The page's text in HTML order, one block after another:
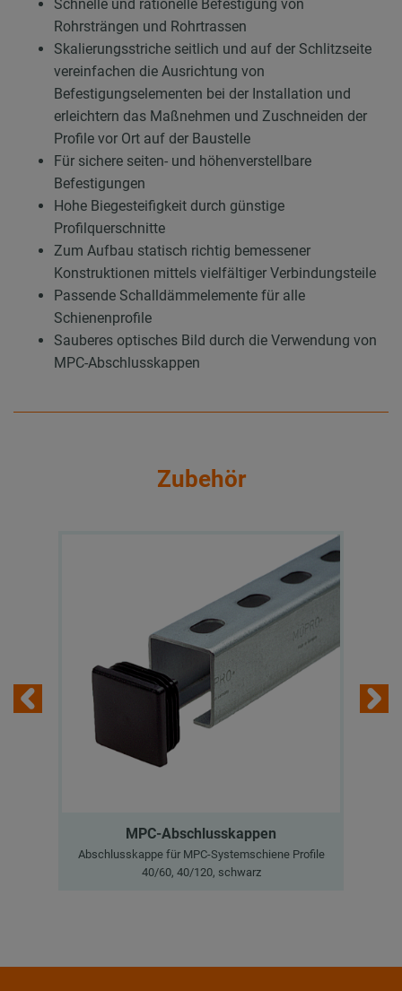
Schnelle und rationelle Befestigung von
Rohrsträngen und Rohrtrassen
Skalierungsstriche seitlich und auf der Schlitzseite
vereinfachen die Ausrichtung von
Befestigungselementen bei der Installation und
erleichtern das Maßnehmen und Zuschneiden der
Profile vor Ort auf der Baustelle
Für sichere seiten- und höhenverstellbare
Befestigungen
Hohe Biegesteifigkeit durch günstige
Profilquerschnitte
Zum Aufbau statisch richtig bemessener
Konstruktionen mittels vielfältiger Verbindungsteile
Passende Schalldämmelemente für alle
Schienenprofile
Sauberes optisches Bild durch die Verwendung von
MPC-Abschlusskappen
Zubehör
MPC-Abschlusskappen
Abschlusskappe für MPC-Systemschiene Profile
40/60, 40/120, schwarz